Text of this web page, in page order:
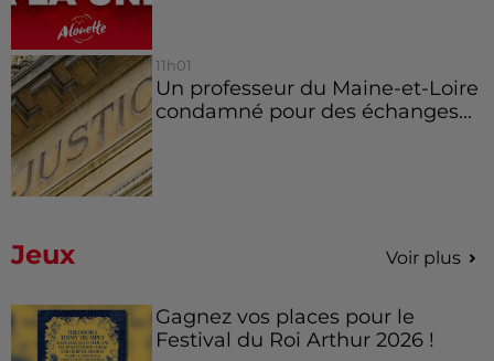
11h01
Un professeur du Maine-et-Loire
condamné pour des échanges...
Jeux Voir plus
Gagnez vos places pour le
Festival du Roi Arthur 2026 !